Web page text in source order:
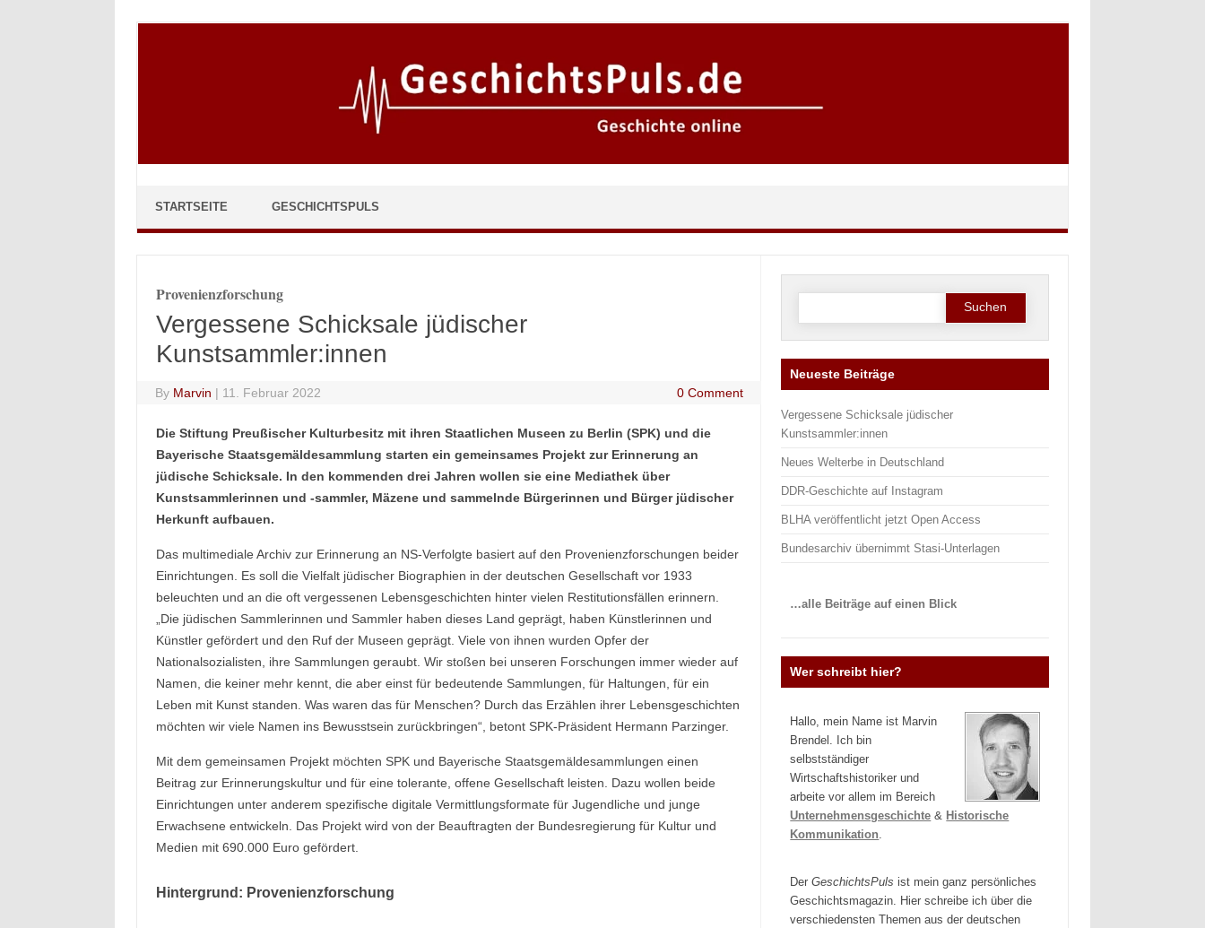
STARTSEITE GESCHICHTSPULS
Provenienzforschung
Vergessene Schicksale jüdischer
Kunstsammler:innen
By Marvin | 11. Februar 2022 0 Comment
Die Stiftung Preußischer Kulturbesitz mit ihren Staatlichen Museen zu Berlin (SPK) und die
Bayerische Staatsgemäldesammlung starten ein gemeinsames Projekt zur Erinnerung an
jüdische Schicksale. In den kommenden drei Jahren wollen sie eine Mediathek über
Kunstsammlerinnen und -sammler, Mäzene und sammelnde Bürgerinnen und Bürger jüdischer
Herkunft aufbauen.
Das multimediale Archiv zur Erinnerung an NS-Verfolgte basiert auf den Provenienzforschungen beider
Einrichtungen. Es soll die Vielfalt jüdischer Biographien in der deutschen Gesellschaft vor 1933
beleuchten und an die oft vergessenen Lebensgeschichten hinter vielen Restitutionsfällen erinnern.
„Die jüdischen Sammlerinnen und Sammler haben dieses Land geprägt, haben Künstlerinnen und
Künstler gefördert und den Ruf der Museen geprägt. Viele von ihnen wurden Opfer der
Nationalsozialisten, ihre Sammlungen geraubt. Wir stoßen bei unseren Forschungen immer wieder auf
Namen, die keiner mehr kennt, die aber einst für bedeutende Sammlungen, für Haltungen, für ein
Leben mit Kunst standen. Was waren das für Menschen? Durch das Erzählen ihrer Lebensgeschichten
möchten wir viele Namen ins Bewusstsein zurückbringen“, betont SPK-Präsident Hermann Parzinger.
Mit dem gemeinsamen Projekt möchten SPK und Bayerische Staatsgemäldesammlungen einen
Beitrag zur Erinnerungskultur und für eine tolerante, offene Gesellschaft leisten. Dazu wollen beide
Einrichtungen unter anderem spezifische digitale Vermittlungsformate für Jugendliche und junge
Erwachsene entwickeln. Das Projekt wird von der Beauftragten der Bundesregierung für Kultur und
Medien mit 690.000 Euro gefördert.
Hintergrund: Provenienzforschung
Suche
Neueste Beiträge
Vergessene Schicksale jüdischer
Kunstsammler:innen
Neues Welterbe in Deutschland
DDR-Geschichte auf Instagram
BLHA veröffentlicht jetzt Open Access
Bundesarchiv übernimmt Stasi-Unterlagen
…alle Beiträge auf einen Blick
Wer schreibt hier?
Hallo, mein Name ist Marvin
Brendel. Ich bin
selbstständiger
Wirtschaftshistoriker und
arbeite vor allem im Bereich
Unternehmensgeschichte & Historische
Kommunikation
DerGeschichtsPuls ist mein ganz persönliches
Geschichtsmagazin. Hier schreibe ich über die
verschiedensten Themen aus der deutschen